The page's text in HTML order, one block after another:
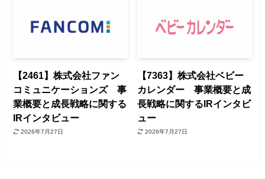
【2461】株式会社ファン
コミュニケーションズ 事
業概要と成長戦略に関する
IRインタビュー
2026年7月27日
【7363】株式会社ベビー
カレンダー 事業概要と成
長戦略に関するIRインタビ
ュー
2026年7月27日